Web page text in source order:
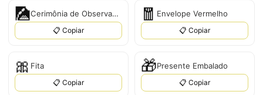
🎑 Cerimônia de Observação da Lua
📋 Copiar
🧧 Envelope Vermelho
📋 Copiar
🎀 Fita
📋 Copiar
🎁Presente Embalado
📋 Copiar